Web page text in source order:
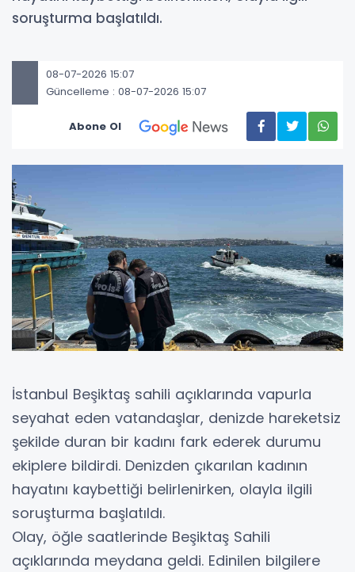
soruşturma başlatıldı.
08-07-2026 15:07
Güncelleme : 08-07-2026 15:07
Abone Ol
İstanbul Beşiktaş sahili açıklarında vapurla
seyahat eden vatandaşlar, denizde hareketsiz
şekilde duran bir kadını fark ederek durumu
ekiplere bildirdi. Denizden çıkarılan kadının
hayatını kaybettiği belirlenirken, olayla ilgili
soruşturma başlatıldı.
Olay, öğle saatlerinde Beşiktaş Sahili
açıklarında meydana geldi. Edinilen bilgilere